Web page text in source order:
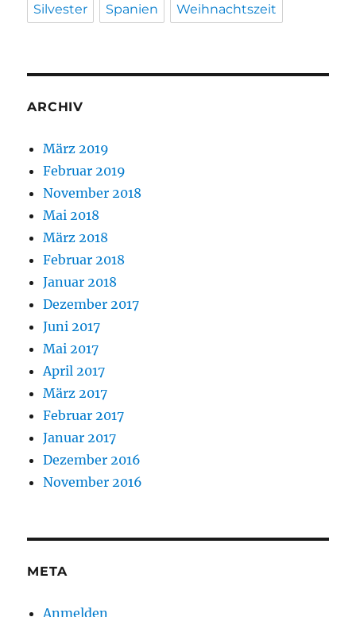
Silvester Spanien Weihnachtszeit
ARCHIV
März 2019
Februar 2019
November 2018
Mai 2018
März 2018
Februar 2018
Januar 2018
Dezember 2017
Juni 2017
Mai 2017
April 2017
März 2017
Februar 2017
Januar 2017
Dezember 2016
November 2016
META
Anmelden